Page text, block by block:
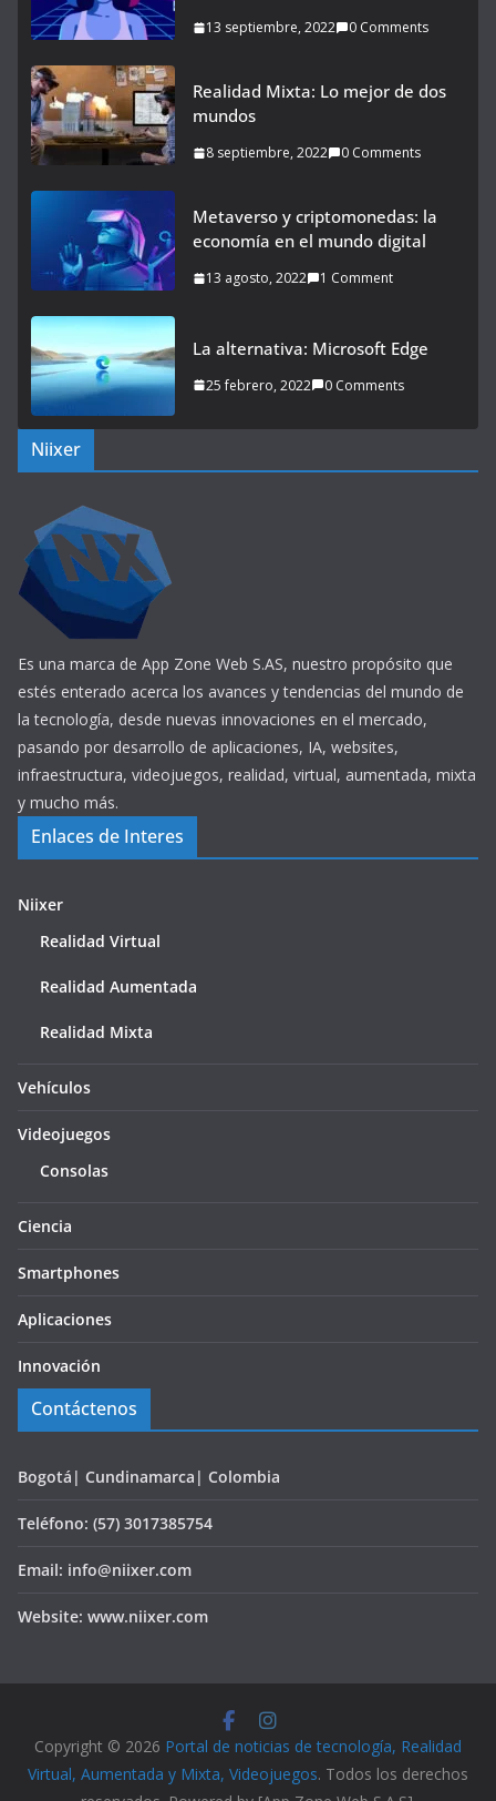
13 septiembre, 2022 0 Comments
Realidad Mixta: Lo mejor de dos
mundos
8 septiembre, 2022 0 Comments
Metaverso y criptomonedas: la
economía en el mundo digital
13 agosto, 2022 1 Comment
La alternativa: Microsoft Edge
25 febrero, 2022 0 Comments
Niixer
Es una marca de App Zone Web S.AS, nuestro propósito que
estés enterado acerca los avances y tendencias del mundo de
la tecnología, desde nuevas innovaciones en el mercado,
pasando por desarrollo de aplicaciones, IA, websites,
infraestructura, videojuegos, realidad, virtual, aumentada, mixta
y mucho más.
Enlaces de Interes
Niixer
Realidad Virtual
Realidad Aumentada
Realidad Mixta
Vehículos
Videojuegos
Consolas
Ciencia
Smartphones
Aplicaciones
Innovación
Contáctenos
Bogotá| Cundinamarca| Colombia
Teléfono: (57) 3017385754
Email: info@niixer.com
Website: www.niixer.com
Copyright © 2026 Portal de noticias de tecnología, Realidad
Virtual, Aumentada y Mixta, Videojuegos. Todos los derechos